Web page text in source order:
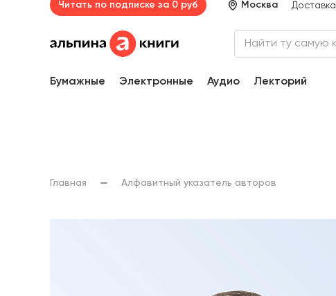
Читать по подписке за 0 руб Москва Доставка
Бумажные Электронные Аудио Лекторий
Главная Алфавитный указатель авторов